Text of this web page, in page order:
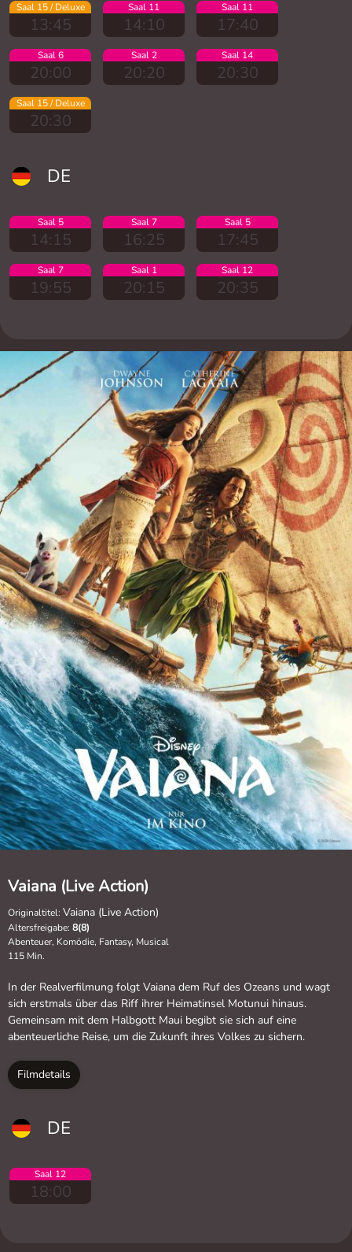
Saal 15 / Deluxe
13:45
Saal 11
14:10
Saal 11
17:40
Saal 6
20:00
Saal 2
20:20
Saal 14
20:30
Saal 15 / Deluxe
20:30
DE
Saal 5
14:15
Saal 7
16:25
Saal 5
17:45
Saal 7
19:55
Saal 1
20:15
Saal 12
20:35
Vaiana (Live Action)
Originaltitel: Vaiana (Live Action)
Altersfreigabe: 8(8)
Abenteuer, Komödie, Fantasy, Musical
115 Min.
In der Realverfilmung folgt Vaiana dem Ruf des Ozeans und wagt
sich erstmals über das Riff ihrer Heimatinsel Motunui hinaus.
Gemeinsam mit dem Halbgott Maui begibt sie sich auf eine
abenteuerliche Reise, um die Zukunft ihres Volkes zu sichern.
Filmdetails
DE
Saal 12
18:00